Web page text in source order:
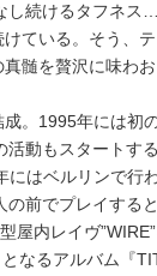
し続けるタフネ
ている。そう、
髄を贅沢に味わお
。1995年には初
動もスタートす
はベルリンで行
前でプレイする
屋内レイヴ
なるアルバム『